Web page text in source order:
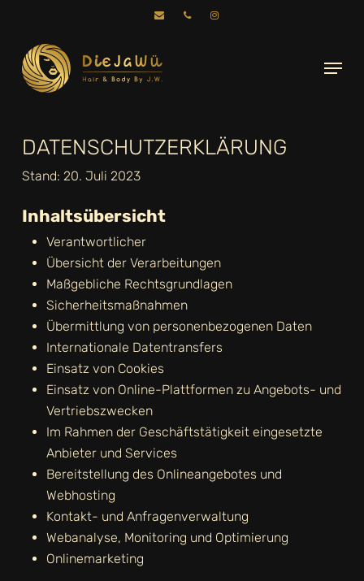
main
content
Menu
DATENSCHUTZERKLÄRUNG
Stand: 20. Juli 2023
Inhaltsübersicht
Verantwortlicher
Übersicht der Verarbeitungen
Maßgebliche Rechtsgrundlagen
Sicherheitsmaßnahmen
Übermittlung von personenbezogenen Daten
Internationale Datentransfers
Einsatz von Cookies
Einsatz von Online-Plattformen zu Angebots- und
Vertriebszwecken
Im Rahmen der Geschäftstätigkeit eingesetzte
Anbieter und Services
Bereitstellung des Onlineangebotes und
Webhosting
Kontakt- und Anfragenverwaltung
Webanalyse, Monitoring und Optimierung
Onlinemarketing